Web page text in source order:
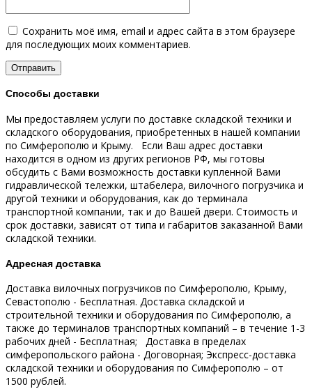
Сохранить моё имя, email и адрес сайта в этом браузере
для последующих моих комментариев.
Способы доставки
Мы предоставляем услуги по доставке складской техники и
складского оборудования, приобретенных в нашей компании
по Симферополю и Крыму.
Если Ваш адрес доставки
находится в одном из других регионов РФ, мы готовы
обсудить с Вами возможность доставки купленной Вами
гидравлической тележки, штабелера, вилочного погрузчика и
другой техники и оборудования, как до терминала
транспортной компании, так и до Вашей двери. Стоимость и
срок доставки, зависят от типа и габаритов заказанной Вами
складской техники.
Адресная доставка
Доставка вилочных погрузчиков по Симферополю, Крыму,
Севастополю - Бесплатная. Доставка складской и
строительной техники и оборудования по Симферополю, а
также до терминалов транспортных компаний – в течение 1-3
рабочих дней - Бесплатная; Доставка в пределах
симферопольского района - Договорная; Экспресс-доставка
складской техники и оборудования по Симферополю – от
1500 рублей.